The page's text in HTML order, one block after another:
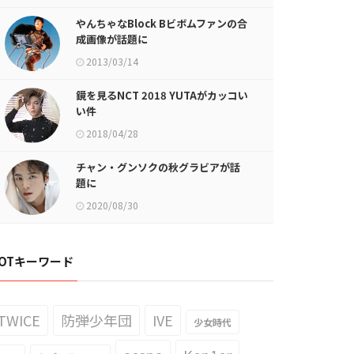
やんちゃなBlock Bビボムファンの合
成画像が話題に
2013/03/14
鏡を見るNCT 2018 YUTAがカッコい
い件
2018/04/28
チャン・グンソクの秋グラビアが話
題に
2020/08/30
キーワード
防弾少年団 IVE 少女時代